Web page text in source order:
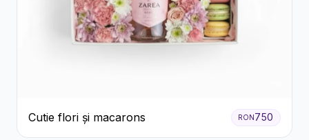
Cutie flori și macarons RON750